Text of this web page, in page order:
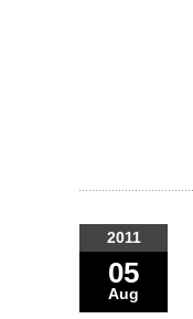
2011
05
Aug